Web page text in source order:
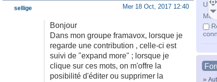
Mot
»
Mer 18 Oct, 2017 12:40
Bonjour
Dans mon groupe framavox, lorsque je
regarde une contribution , celle-ci est
suivi de "expand more" ; lorsque je
clique sur ces mots, on m'offre la
posibilité d'éditer ou supprimer la
sellige